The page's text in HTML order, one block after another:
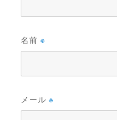
名前※
メール※